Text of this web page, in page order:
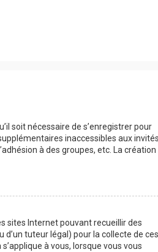
soit nécessaire de s’enregistrer pour
inaccessibles aux invités
à des groupes, etc. La création
sites Internet pouvant recueillir des
tuteur légal) pour la collecte de ces
à vous, lorsque vous vous